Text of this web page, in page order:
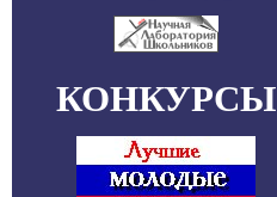
КОНКУРСЫ